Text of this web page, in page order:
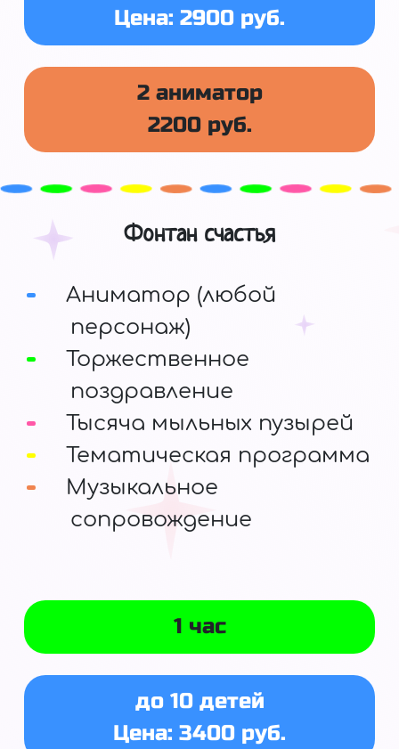
Цена: 2900 руб.
2 аниматор
2200 руб.
Фонтан счастья
Аниматор (любой
персонаж)
Торжественное
поздравление
Тысяча мыльных пузырей
Тематическая программа
Музыкальное
сопровождение
1 час
до 10 детей
Цена: 3400 руб.